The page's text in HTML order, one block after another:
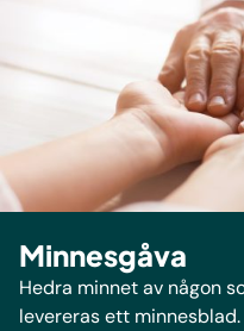
Minnesgåva
Hedra minnet av någon
levereras ett